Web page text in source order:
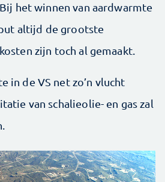
het winnen van aardwarmte
altijd de grootste
zijn toch al gemaakt.
in de VS net zo’n vlucht
van schalieolie- en gas zal